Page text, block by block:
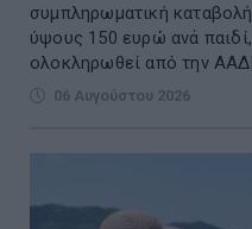
συμπληρωματική
ύψους 150 ευρώ ανά
ολοκληρωθεί από την
06 Αυγούστου 2026